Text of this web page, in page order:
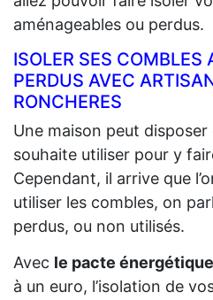
aménageables ou perdus.
ISOLER SES COMBLES
PERDUS AVEC
RONCHERES
Une maison peut disposer
souhaite utiliser pour y
Cependant, il arrive que
utiliser les combles, on
perdus, ou non utilisés.
Avec le pacte énergétique
à un euro, l’isolation de